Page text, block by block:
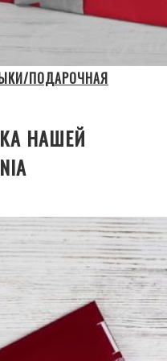
ПОДАРОЧНАЯ
НАШЕЙ